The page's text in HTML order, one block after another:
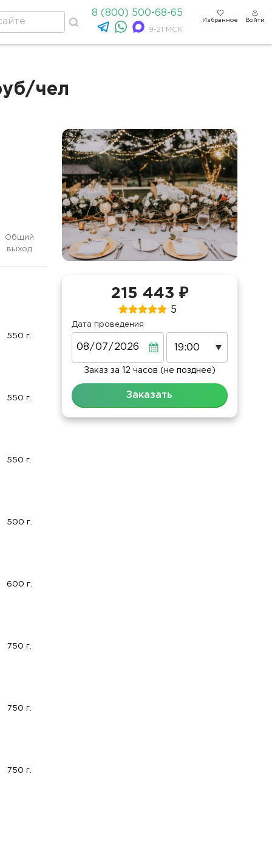
8 (800) 500-68-65
9-21 МСК
Избранное Войти
чел
Общий
выход
550 г.
550 г.
550 г.
500 г.
600 г.
750 г.
750 г.
750 г.
215 443 ₽
5
Дата проведения
Заказ за 12 часов (не позднее)
Заказать